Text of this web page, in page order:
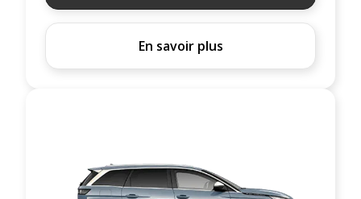
En savoir plus